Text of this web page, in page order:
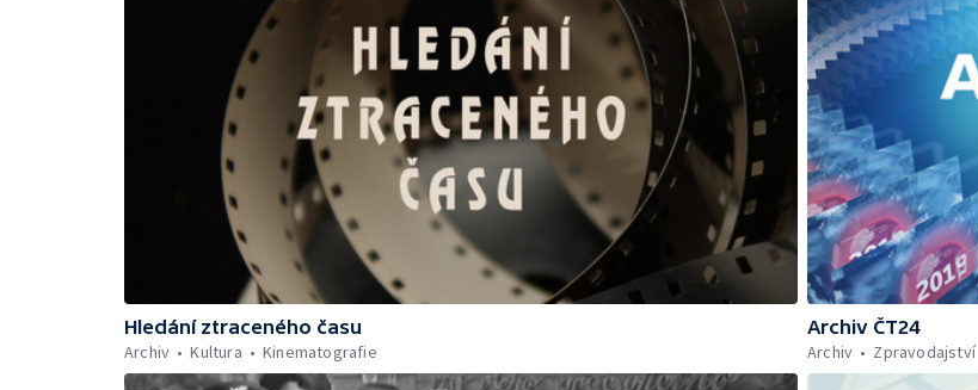
Hledání ztraceného času
Archiv
Kultura Kinematografie
Archiv ČT24
Archiv
Zpravodajství